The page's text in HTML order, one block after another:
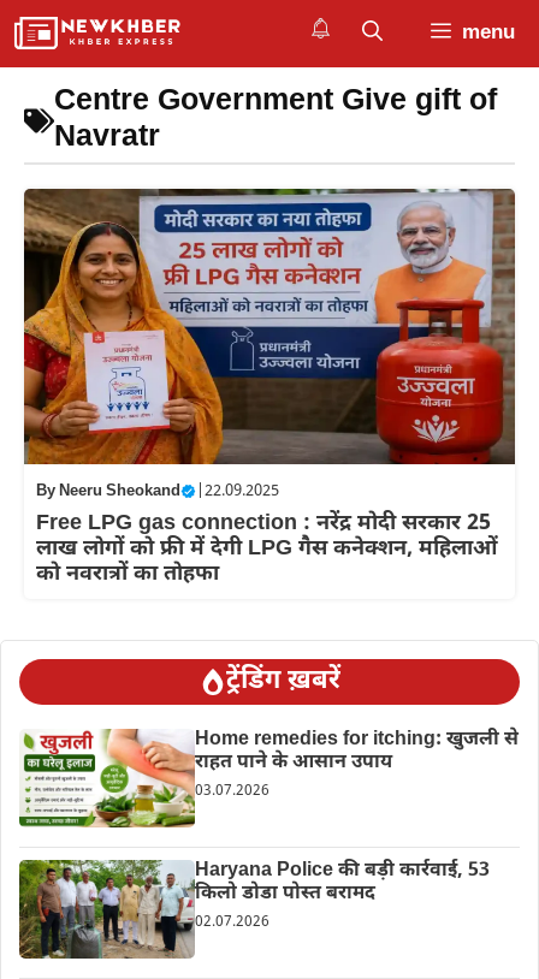
Skip
menu
Centre Government Give gift of
Navratr
ByNeeru Sheokand 22.09.2025
Free LPG gas connection : नरेंद्र मोदी सरकार 25
लाख लोगों को फ्री में देगी LPG गैस कनेक्शन, महिलाओं
को नवरात्रों का तोहफा
ट्रेंडिंग ख़बरें
Home remedies for itching: खुजली से
राहत पाने के आसान उपाय
03.07.2026
Haryana Police की बड़ी कार्रवाई, 53
किलो डोडा पोस्त बरामद
02.07.2026